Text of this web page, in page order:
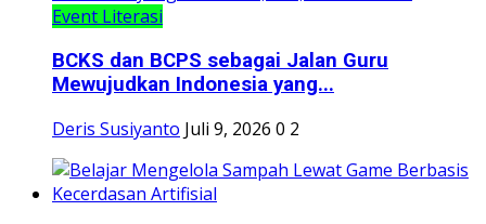
Event Literasi
BCKS dan BCPS sebagai Jalan Guru
Mewujudkan Indonesia yang...
Deris Susiyanto Juli 9, 2026 0 2